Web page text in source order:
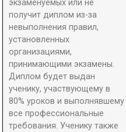
экзаменуемых или не
получит диплом из-за
невыполнения правил,
установленных
организациями,
принимающими экзамены.
Диплом будет выдан
ученику, участвующему в
80% уроков и выполнявшему
все профессиональные
требования. Ученику также